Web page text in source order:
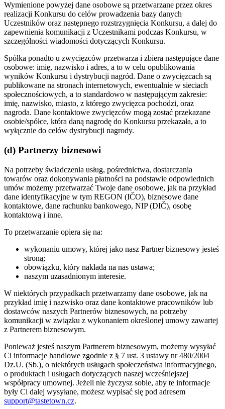
Wymienione powyżej dane osobowe są przetwarzane przez okres
realizacji Konkursu do celów prowadzenia bazy danych
Uczestników oraz następnego rozstrzygnięcia Konkursu, a dalej do
zapewnienia komunikacji z Uczestnikami podczas Konkursu, w
szczególności wiadomości dotyczących Konkursu.
Spółka ponadto u zwycięzców przetwarza i zbiera następujące dane
osobowe: imię, nazwisko i adres, a to w celu opublikowania
wyników Konkursu i dystrybucji nagród. Dane o zwycięzcach są
publikowane na stronach internetowych, ewentualnie w sieciach
społecznościowych, a to standardowo w następującym zakresie:
imię, nazwisko, miasto, z którego zwycięzca pochodzi, oraz
nagroda. Dane kontaktowe zwycięzców mogą zostać przekazane
osobie/spółce, która daną nagrodę do Konkursu przekazała, a to
wyłącznie do celów dystrybucji nagrody.
(d) Partnerzy biznesowi
Na potrzeby świadczenia usług, pośrednictwa, dostarczania
towarów oraz dokonywania płatności na podstawie odpowiednich
umów możemy przetwarzać Twoje dane osobowe, jak na przykład
dane identyfikacyjne w tym REGON (IČO), biznesowe dane
kontaktowe, dane rachunku bankowego, NIP (DIČ), osobę
kontaktową i inne.
To przetwarzanie opiera się na:
wykonaniu umowy, której jako nasz Partner biznesowy jesteś
stroną;
obowiązku, który nakłada na nas ustawa;
naszym uzasadnionym interesie.
W niektórych przypadkach przetwarzamy dane osobowe, jak na
przykład imię i nazwisko oraz dane kontaktowe pracowników lub
dostawców naszych Partnerów biznesowych, na potrzeby
komunikacji w związku z wykonaniem określonej umowy zawartej
z Partnerem biznesowym.
Ponieważ jesteś naszym Partnerem biznesowym, możemy wysyłać
Ci informacje handlowe zgodnie z § 7 ust. 3 ustawy nr 480/2004
Dz.U. (Sb.), o niektórych usługach społeczeństwa informacyjnego,
o produktach i usługach dotyczących naszej wcześniejszej
współpracy umownej. Jeżeli nie życzysz sobie, aby te informacje
były Ci dalej wysyłane, możesz wypisać się pod adresem
support@tastetown.cz.